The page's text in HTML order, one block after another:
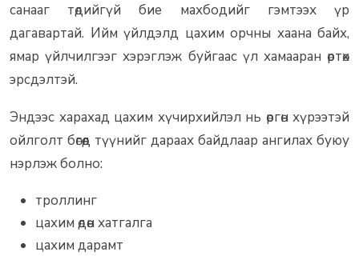
санааг төдийгүй бие махбодийг гэмтээх үр
дагавартай. Ийм үйлдэлд цахим орчны хаана байх,
ямар үйлчилгээг хэрэглэж буйгаас үл хамааран өртөх
эрсдэлтэй.
Эндээс харахад цахим хүчирхийлэл нь өргөн хүрээтэй
ойлголт бөгөөд түүнийг дараах байдлаар ангилах буюу
нэрлэж болно:
троллинг
цахим өдөөн хатгалга
цахим дарамт